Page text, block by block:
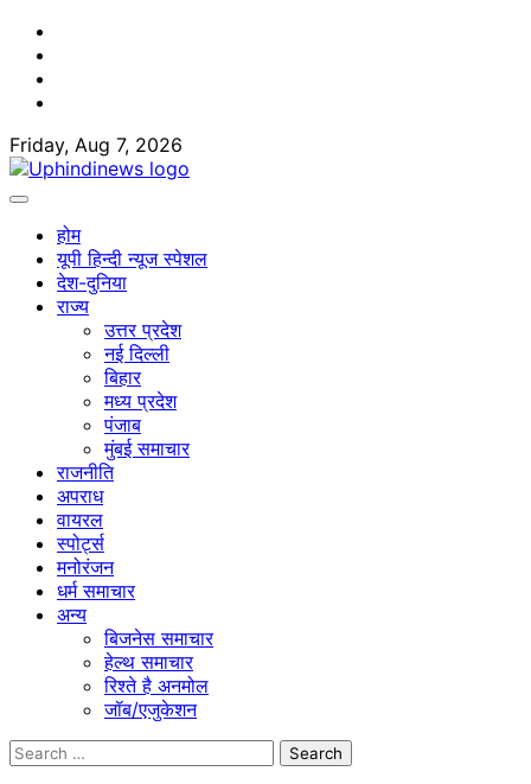
Skip
content
Friday, Aug 7, 2026
होम
यूपी हिन्दी न्यूज स्पेशल
देश-दुनिया
राज्य
उत्तर प्रदेश
नई दिल्ली
बिहार
मध्य प्रदेश
पंजाब
मुंबई समाचार
राजनीति
अपराध
वायरल
स्पोर्ट्स
मनोरंजन
धर्म समाचार
अन्य
बिजनेस समाचार
हेल्थ समाचार
रिश्ते है अनमोल
जॉब/एजुकेशन
Search